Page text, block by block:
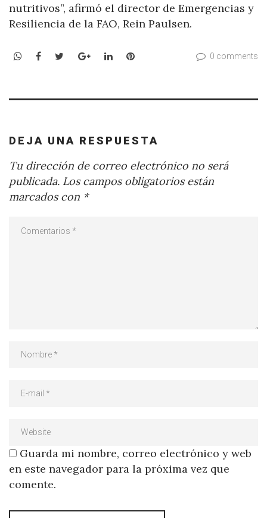
nutritivos”, afirmó el director de Emergencias y
Resiliencia de la FAO, Rein Paulsen.
WhatsApp
Facebook
TwitterGoogle+LinkedInPinterest 0 comments
DEJA UNA RESPUESTA
Tu dirección de correo electrónico no será
publicada. Los campos obligatorios están
marcados con *
Guarda mi nombre, correo electrónico y web
en este navegador para la próxima vez que
comente.